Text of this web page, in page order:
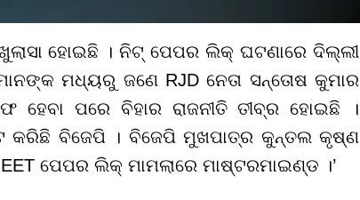
ହୋଇଛି । ନିଟ୍ ପେପର ଲିକ୍ ଘଟଣାରେ ଦିଲ୍ଲୀ
ମଧ୍ୟରୁ ଜଣେ RJD ନେତା ସନ୍ତୋଷ କୁମାର
ପରେ ବିହାର ରାଜନୀତି ତୀବ୍ର ହୋଇଛି ।
କରିଛି ବିଜେପି । ବିଜେପି ମୁଖପାତ୍ର କୁନ୍ତଲ କୃଷ୍ଣ
ପେପର ଲିକ୍ ମାମଲାରେ ମାଷ୍ଟରମାଇଣ୍ଡ ।’